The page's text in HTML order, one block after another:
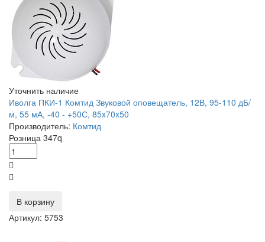
Уточнить наличие
Иволга ПКИ-1 Комтид Звуковой оповещатель, 12В, 95-110 дБ/
м, 55 мА, -40 - +50С, 85x70x50
Производитель: Комтид
Розница 347q
В корзину
Артикул: 5753